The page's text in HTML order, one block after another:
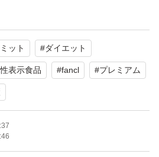
おりません、
す。
ット #ダイエット
表示食品 #fancl #プレミアム